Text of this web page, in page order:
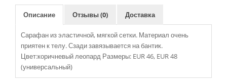
Описание Отзывы (0) Доставка
Сарафан из эластичной, мягкой сетки. Материал очень
приятен к телу. Сзади завязывается на бантик.
Цвет:коричневый леопард Размеры: EUR 46, EUR 48
(универсальный)